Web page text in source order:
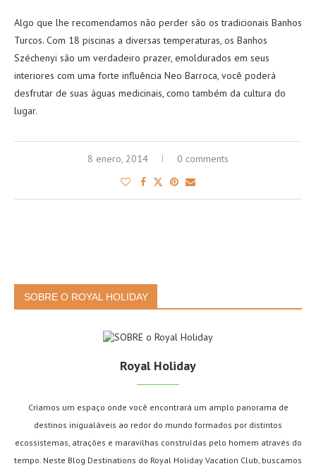
Algo que lhe recomendamos não perder são os tradicionais Banhos
Turcos. Com 18 piscinas a diversas temperaturas, os Banhos
Széchenyi são um verdadeiro prazer, emoldurados em seus
interiores com uma forte influência Neo Barroca, você poderá
desfrutar de suas águas medicinais, como também da cultura do
lugar.
8 enero, 2014 0 comments
SOBRE O ROYAL HOLIDAY
Royal Holiday
Criamos um espaço onde você encontrará um amplo panorama de
destinos inigualáveis ao redor do mundo formados por distintos
ecossistemas, atrações e maravilhas construídas pelo homem através do
tempo. Neste Blog Destinations do Royal Holiday Vacation Club, buscamos